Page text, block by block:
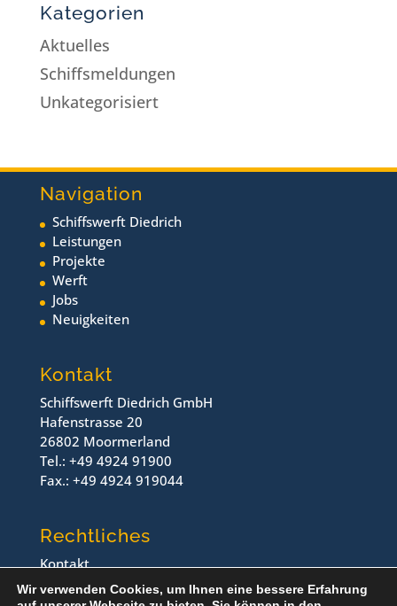
Kategorien
Aktuelles
Schiffsmeldungen
Unkategorisiert
Navigation
Schiffswerft Diedrich
Leistungen
Projekte
Werft
Jobs
Neuigkeiten
Kontakt
Schiffswerft Diedrich GmbH
Hafenstrasse 20
26802 Moormerland
Tel.: +49 4924 91900
Fax.: +49 4924 919044
Rechtliches
Kontakt
Impressum
Wir verwenden Cookies, um Ihnen eine bessere Erfahrung